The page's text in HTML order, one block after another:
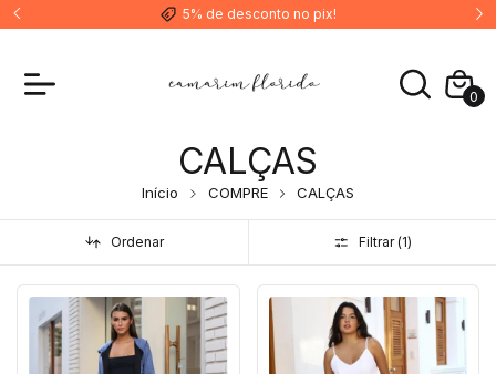
5% de desconto no pix!
0
CALÇAS
Início COMPRE CALÇAS
Ordenar Filtrar (1)